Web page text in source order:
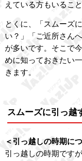
えている方もいるこ
とくに、「スムーズ
い？」「ご近所さん
が多いです。そこで
めに知っておきたい
きます。
スムーズに引っ越
＜引っ越しの時期に
引っ越しの時期です